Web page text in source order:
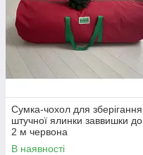
Сумка-чохол для зберігання
штучної ялинки заввишки до
2 м червона
В наявності